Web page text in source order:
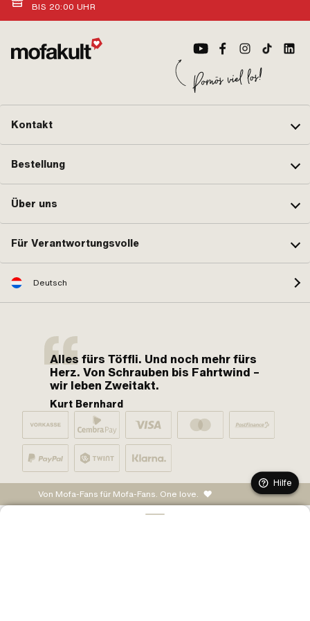
Dicke Kolbenring: 1.6 mm · Ø
A2772 · Pony OEM-Nr.: A4358 ·
Sachs OEM-Nr.: 0286 377 010 ·
Sachs OEM-Nr.: 0286 378 005
BIS 20:00 UHR
Kontakt
Bestellung
Über uns
Für Verantwortungsvolle
Deutsch
Alles fürs Töffli. Und noch mehr fürs
Herz. Von Schrauben bis Fahrtwind –
wir leben Zweitakt.
Kurt Bernhard
Von Mofa-Fans für Mofa-Fans. One love.
Hilfe